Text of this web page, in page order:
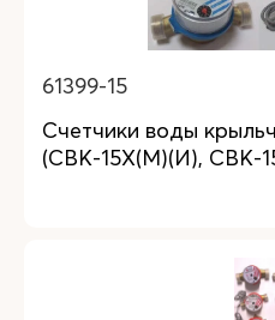
61399-15
Счетчики воды
(СВК-15Х(М)(И), СВК-